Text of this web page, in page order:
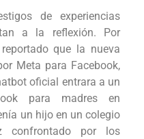
de experiencias
a la reflexión. Por
que la nueva
Meta para Facebook,
oficial entrara a un
para madres en
un hijo en un colegio
confrontado por los